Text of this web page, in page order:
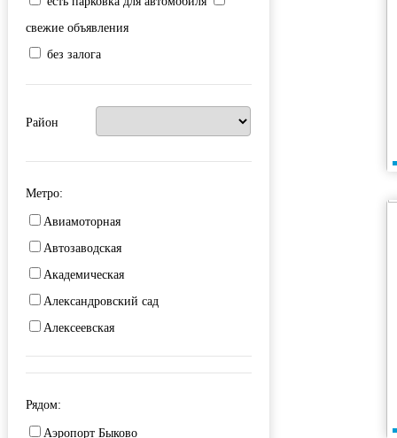
свежие объявления
без залога
Район
Метро:
Авиамоторная
Автозаводская
Академическая
Александровский сад
Алексеевская
Алма-Атинская
Аминьевская
Андроновка
Рядом:
Аэропорт Быково